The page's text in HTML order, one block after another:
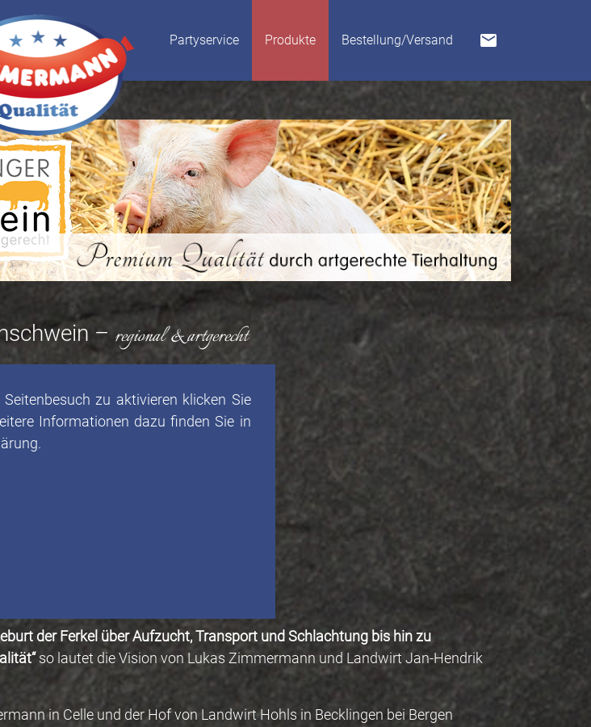
Partyservice Produkte Bestellung/Versand mail
– regional & artgerecht
zu aktivieren klicken Sie
Informationen dazu finden Sie in
der Ferkel über Aufzucht, Transport und Schlachtung bis hin zu
so lautet die Vision von Lukas Zimmermann und Landwirt Jan-Hendrik
in Celle und der Hof von Landwirt Hohls in Becklingen bei Bergen